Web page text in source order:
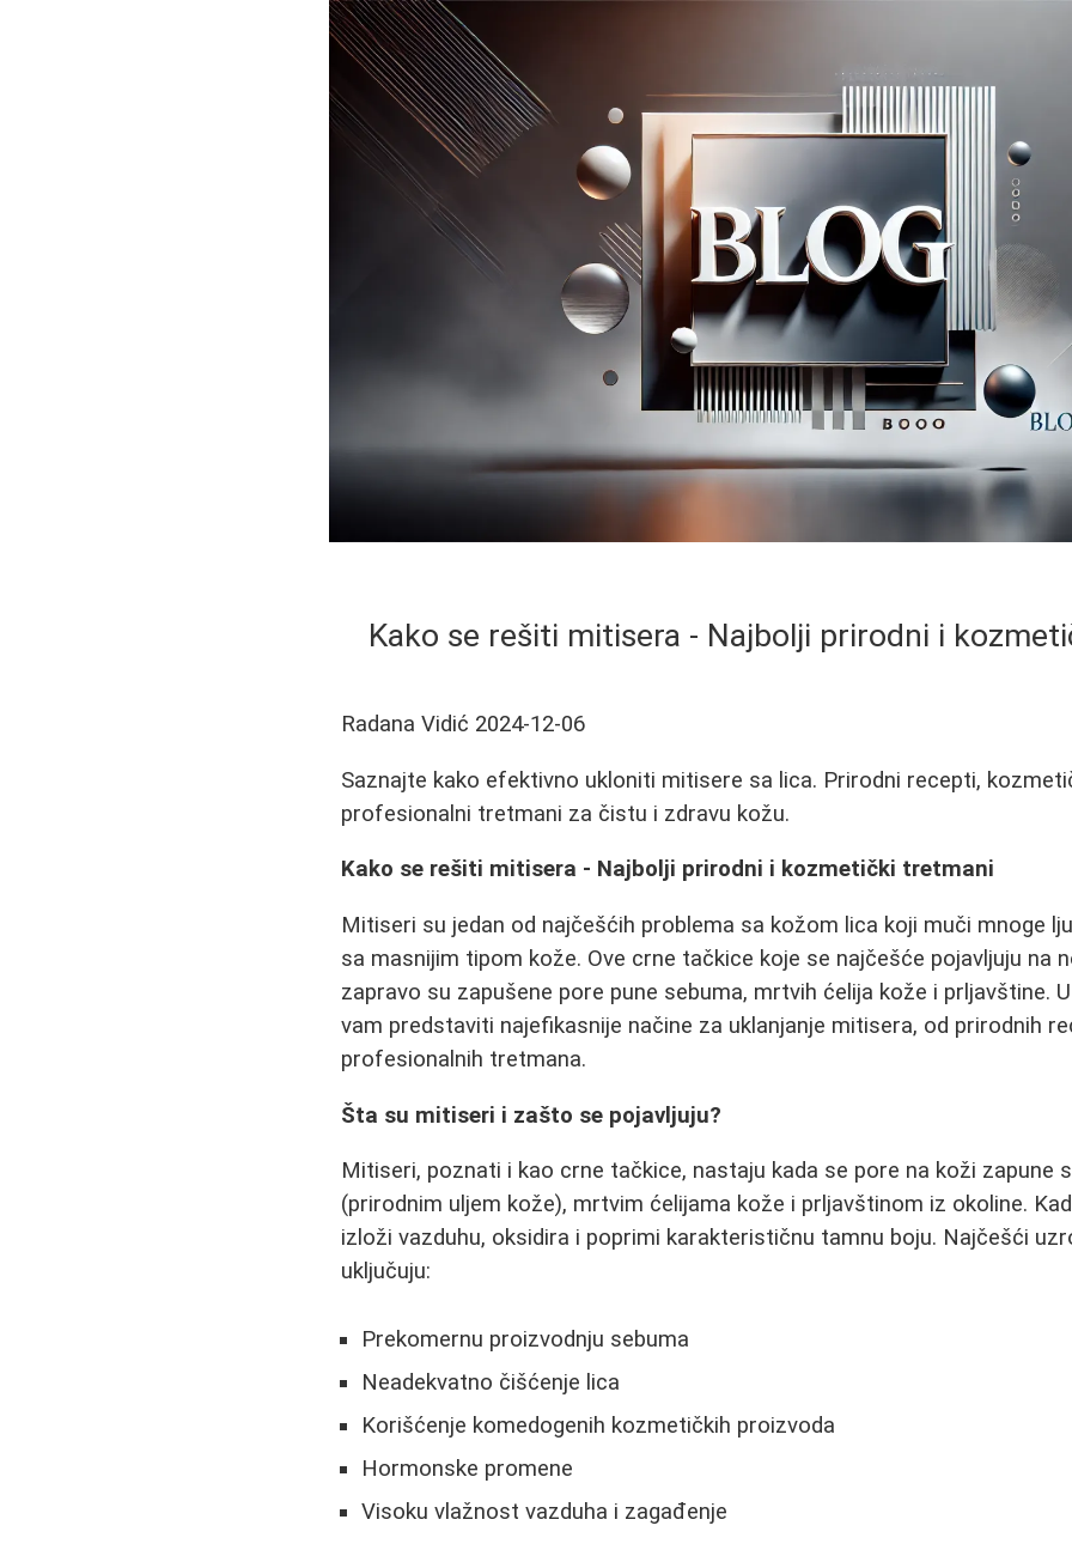
Kako se rešiti mitisera - Najbolji prirodni i
Radana Vidić 2024-12-06
Saznajte kako efektivno ukloniti mitisere sa lica. Prirodni recepti,
profesionalni tretmani za čistu i zdravu kožu.
Kako se rešiti mitisera - Najbolji prirodni i kozmetički tretmani
Mitiseri su jedan od najčešćih problema sa kožom lica koji muči mnoge
sa masnijim tipom kože. Ove crne tačkice koje se najčešće pojavljuju na
zapravo su zapušene pore pune sebuma, mrtvih ćelija kože i prljavštine.
vam predstaviti najefikasnije načine za uklanjanje mitisera, od prirodnih
profesionalnih tretmana.
Šta su mitiseri i zašto se pojavljuju?
Mitiseri, poznati i kao crne tačkice, nastaju kada se pore na koži zapune
(prirodnim uljem kože), mrtvim ćelijama kože i prljavštinom iz okoline.
izloži vazduhu, oksidira i poprimi karakterističnu tamnu boju. Najčešći
uključuju:
Prekomernu proizvodnju sebuma
Neadekvatno čišćenje lica
Korišćenje komedogenih kozmetičkih proizvoda
Hormonske promene
Visoku vlažnost vazduha i zagađenje